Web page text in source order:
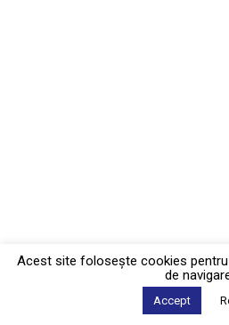
Acest site foloseşte cookies
de
Accept